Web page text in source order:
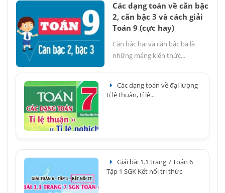
Các dạng toán về căn bậc
2, căn bậc 3 và cách giải
Toán 9 (cực hay)
Căn bậc hai và căn bậc ba là
những mảng kiến thức...
Các dạng toán về đại lượng
tỉ lệ thuận, tỉ lệ...
Giải bài 1.1 trang 7 Toán 6
Tập 1 SGK Kết nối tri thức